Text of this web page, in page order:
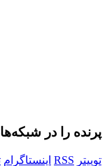
پرنده را در
توییتر RSS اینستاگرام